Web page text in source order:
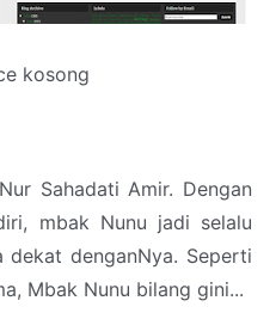
kosong
Sahadati Amir. Dengan
mbak Nunu jadi selalu
dekat denganNya. Seperti
Mbak Nunu bilang gini...